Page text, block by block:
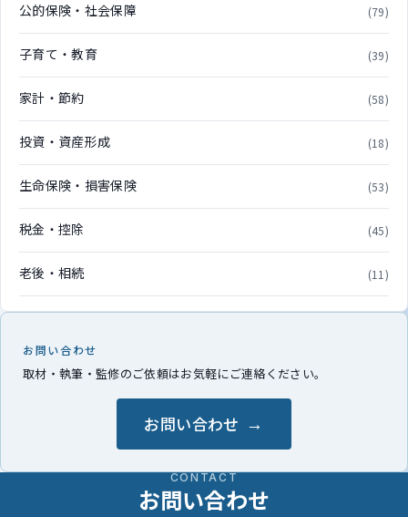
公的保険・社会保障 (79)
子育て・教育 (39)
家計・節約 (58)
投資・資産形成 (18)
生命保険・損害保険 (53)
税金・控除 (45)
老後・相続 (11)
お問い合わせ
取材・執筆・監修のご依頼はお気軽にご連絡ください。
お問い合わせ
CONTACT
お問い合わせ